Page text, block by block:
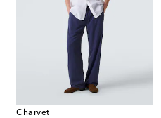
Charvet